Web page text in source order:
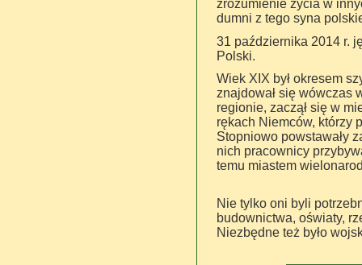
zrozumienie życia w
dumni z tego syna
31 października 2014 r.
Polski.
Wiek XIX był okresem
znajdował się wówczas
regionie, zaczął się w
rękach Niemców, którzy
Stopniowo powstawały
nich pracownicy
temu miastem
Nie tylko oni byli
budownictwa, oświaty,
Niezbędne też było